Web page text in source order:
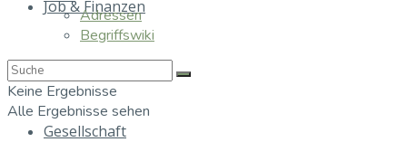
Job & Finanzen
Gesellschaft
Adressen
Begriffswiki
Keine Ergebnisse
Alle Ergebnisse sehen